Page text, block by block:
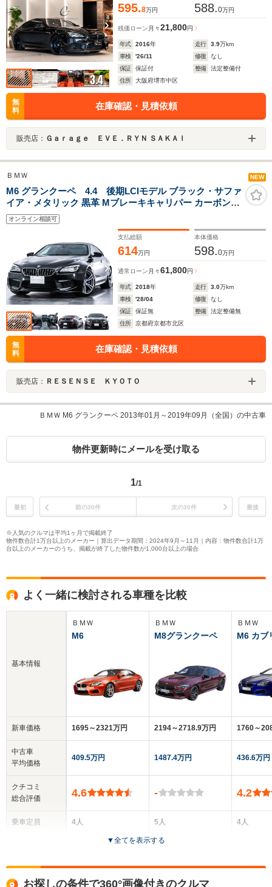
595.8万円 588.0万円
残価ローン 月々21,800円
年式 2016年 走行 3.9万km
車検
'26/11 修復
なし
保証
保証付 整備
法定整備付
住所
大阪府堺市中区
無
料
在庫確認・見積依頼
販売店： Ｇａｒａｇｅ ＥＶＥ．ＲＹＮ ＳＡＫＡＩ
ＢＭＷ NEW
M6 グランクーペ 4.4 後期LCIモデル ブラック・サファ
イア・メタリック 黒革 Mブレーキキャリパー カーボンル
ーフ harman/kardonスピーカー 全席シートヒーター ベン
チレーション
オンライン相談可
支払総額
614万円
本体価格
598.0万円
通常ローン 月々61,800円
年式 2018年 走行 3.0万km
車検
'28/04 修復
なし
保証
保証無 整備
法定整備無
住所
京都府京都市北区
無
料
在庫確認・見積依頼
販売店： ＲＥＳＥＮＳＥ ＫＹＯＴＯ
ＢＭＷ M6 グランクーペ 2013年01月～2019年09月（全国）の中古車
物件更新時にメールを受け取る
1/1
最初 前の30件 次の30件 最後
※人気のクルマは平均1ヶ月で掲載終了
物件数合計1万台以上のメーカー｜算出データ期間：2024年9月～11月｜内容：物件数合計1万
台以上のメーカーのうち、掲載が終了した物件数が1,000台以上の場合
よく一緒に検討される車種を比較
基本情報
新車価格
中古車
平均価格
クチコミ
総合評価
乗車定員
ＢＭＷ
M6
1695～2321万円
409.5万円
4.6
4人
1.38m
ＢＭＷ
M8グランクーペ
2194～2718.9万円
1487.4万円
-
5人
4ドア
全高
1.42m
ＢＭＷ
M6 カブ
1760～
436.6万円
4.2
4人
▼全てを表示する
お探しの条件で360°画像付きのクルマ